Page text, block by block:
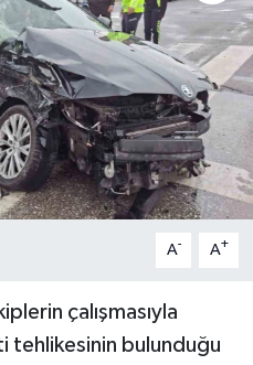
A- A+
çalışmasıyla
tehlikesinin bulunduğu